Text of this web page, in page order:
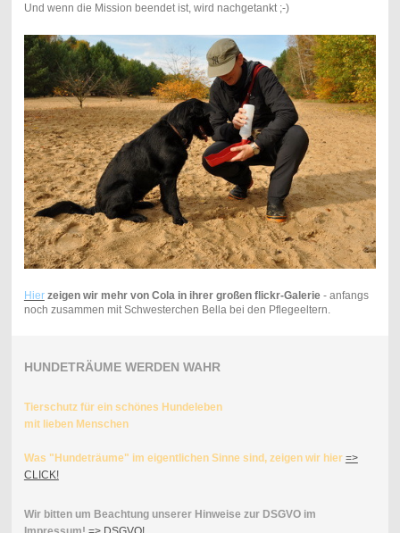
Und wenn die Mission beendet ist, wird nachgetankt ;-)
Hierzeigen wir mehr von Cola in ihrer großen flickr-Galerie- anfangs
noch zusammen mit Schwesterchen Bella bei den Pflegeeltern.
HUNDETRÄUME WERDEN WAHR
Tierschutz für ein schönes Hundeleben
mit lieben Menschen
Was "Hundeträume" im eigentlichen Sinne sind, zeigen wir hier =>
CLICK!
Wir bitten um Beachtung unserer Hinweise zur DSGVO im